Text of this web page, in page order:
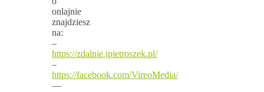
onlajnie
znajdziesz
na:
–
https://zdalnie.jpietroszek.pl/
–
https://facebook.com/VireoMedia/
—